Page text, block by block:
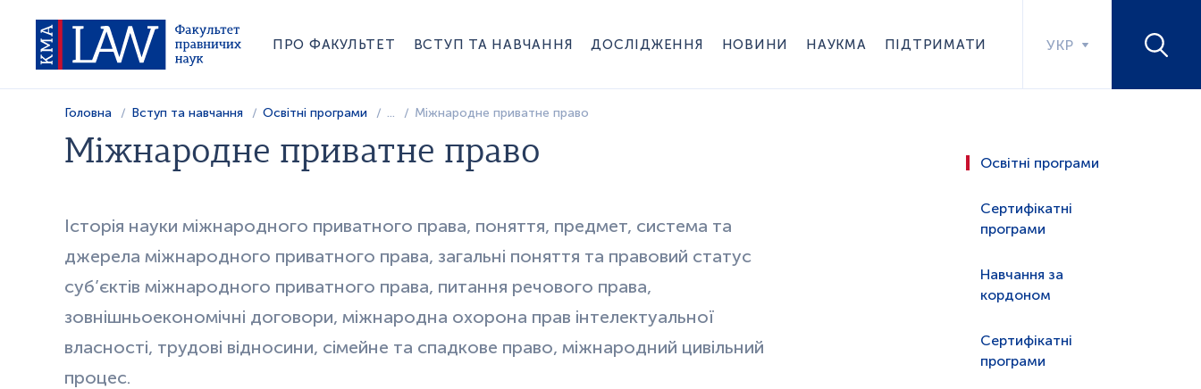
ПРО ФАКУЛЬТЕТ ВСТУП ТА НАВЧАННЯ ДОСЛІДЖЕННЯ НОВИНИ НАУКМА ПІДТРИМАТИ УКР
Головна Вступ та навчання Освітні програми ... Міжнародне приватне право
Міжнародне приватне право
Історія науки міжнародного приватного права, поняття, предмет, система та
джерела міжнародного приватного права, загальні поняття та правовий статус
суб’єктів міжнародного приватного права, питання речового права,
зовнішньоекономічні договори, міжнародна охорона прав інтелектуальної
власності, трудові відносини, сімейне та спадкове право, міжнародний цивільний
процес.
Освітні програми
Сертифікатні
програми
Навчання за
кордоном
Сертифікатні
програми